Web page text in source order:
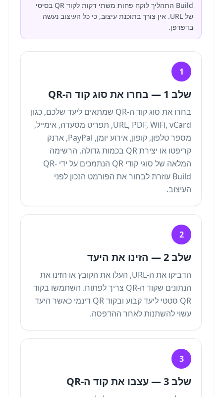
Build התהליך לוקח פחות משתי דקות לקוד QR בסיסי
של URL. אין צורך בתוכנת עיצוב, כי כל העיצוב נעשה
בדפדפן.
1
שלב 1 — בחרו את סוג קוד ה-QR
בחרו את סוג קוד ה-QR שמתאים ליעד שלכם, כגון
URL, PDF, WiFi, vCard, תפריט מסעדה, אימייל,
מספר טלפון, קופון, אירוע יומן, PayPal, ארנק
קריפטו או יצירת QR בכמות גדולה. הרשימה
המלאה של
סוגי קודי QR הנתמכים על ידי QR-
Build עוזרת לבחור את הפורמט הנכון לפני
העיצוב.
2
שלב 2 — הזינו את היעד
הדביקו את ה-URL, העלו את הקובץ או הזינו את
הנתונים שקוד ה-QR צריך לפתוח. השתמשו בקוד
QR סטטי ליעד קבוע ובקוד QR דינמי כאשר היעד
עשוי להשתנות לאחר ההדפסה.
3
שלב 3 — עצבו את קוד ה-QR